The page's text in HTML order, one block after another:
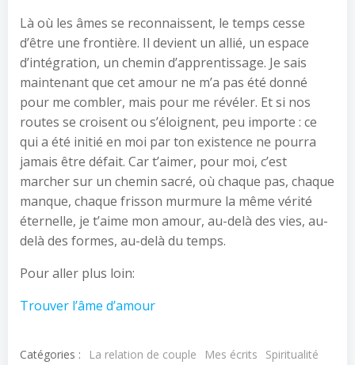
Là où les âmes se reconnaissent, le temps cesse
d’être une frontière. Il devient un allié, un espace
d’intégration, un chemin d’apprentissage. Je sais
maintenant que cet amour ne m’a pas été donné
pour me combler, mais pour me révéler. Et si nos
routes se croisent ou s’éloignent, peu importe : ce
qui a été initié en moi par ton existence ne pourra
jamais être défait. Car t’aimer, pour moi, c’est
marcher sur un chemin sacré, où chaque pas, chaque
manque, chaque frisson murmure la même vérité
éternelle, je t’aime mon amour, au-delà des vies, au-
delà des formes, au-delà du temps.
Pour aller plus loin:
Trouver l’âme d’amour
Catégories : La relation de couple Mes écrits
Spiritualité